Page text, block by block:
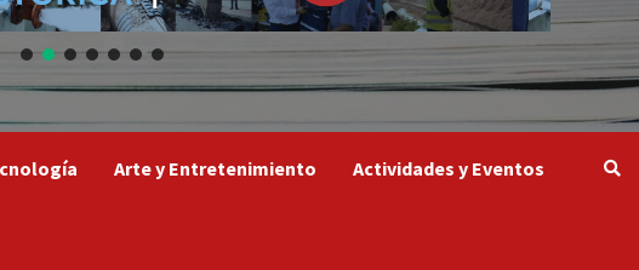
Arte y Entretenimiento Actividades y Eventos